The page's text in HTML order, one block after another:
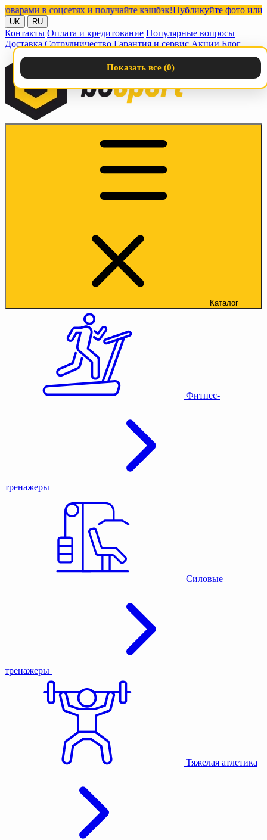
в соцсетях и получайте кэшбэк!Публикуйте фото или
UK RU
Контакты Оплата и кредитование Популярные вопросы
Доставка Сотрудничество Гарантия и сервис Акции Блог
Каталог
Фитнес-
тренажеры
Силовые
тренажеры
Тяжелая атлетика
Показать все (0)